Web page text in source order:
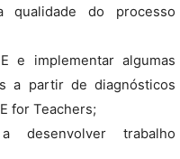
qualidade do processo
e implementar algumas
a partir de diagnósticos
for Teachers;
desenvolver trabalho